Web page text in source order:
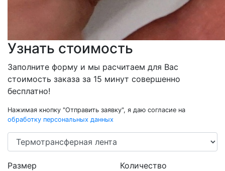
Узнать стоимость
Заполните форму и мы расчитаем для Вас
стоимость заказа за 15 минут совершенно
бесплатно!
Нажимая кнопку "Отправить заявку", я даю согласие на
обработку персональных данных
Размер Количество